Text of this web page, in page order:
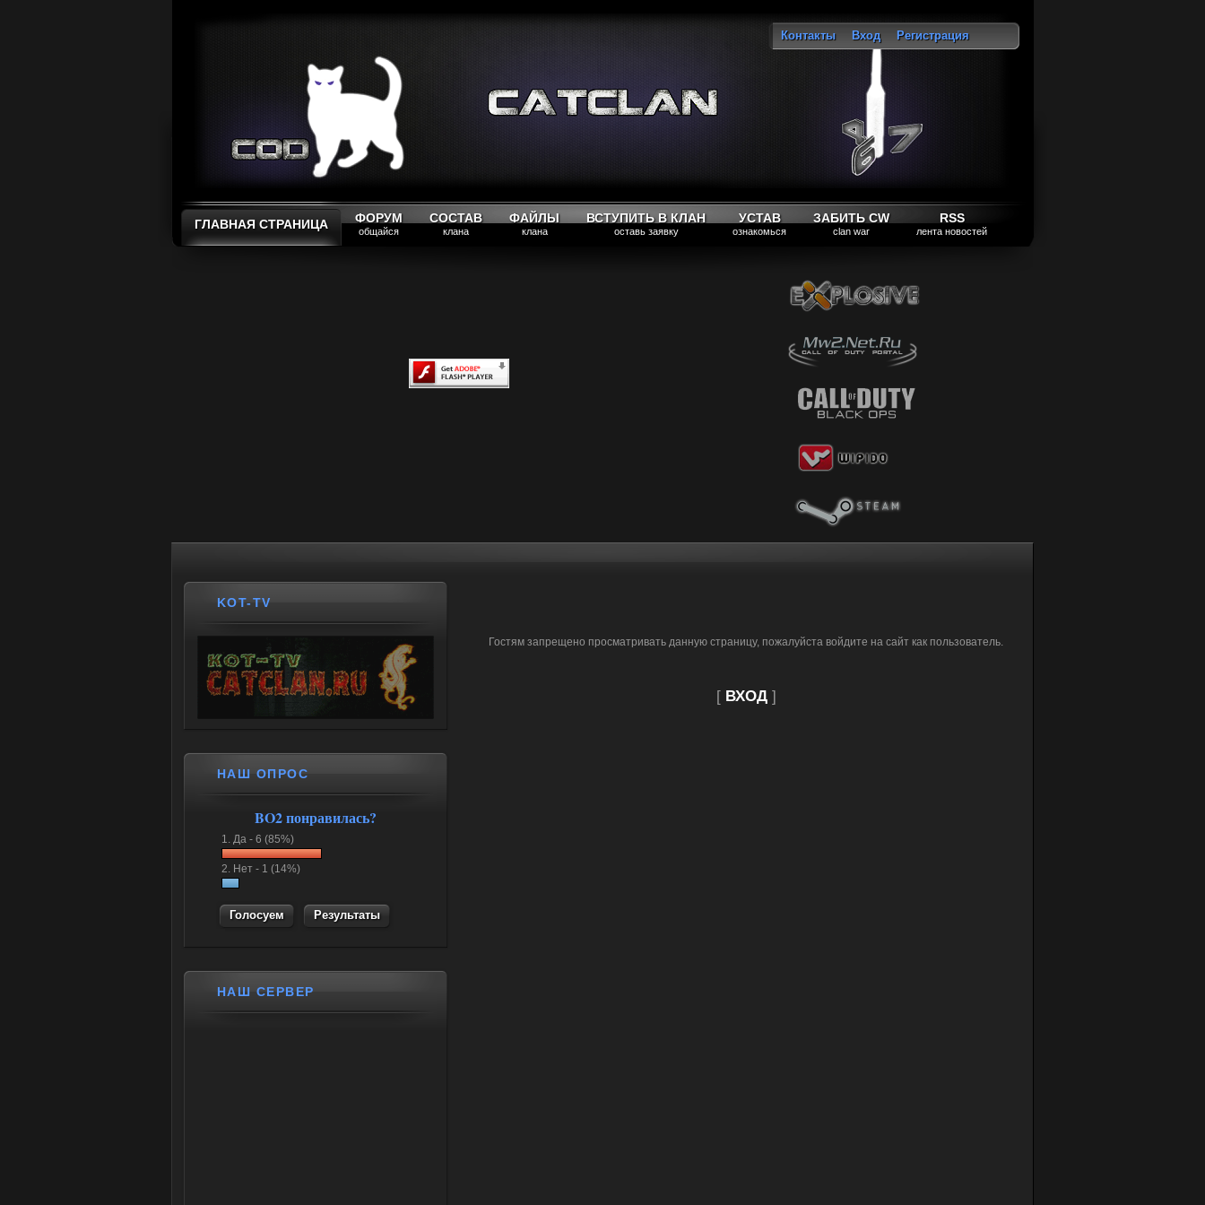
Контакты Вход
Регистрация
ГЛАВНАЯ СТРАНИЦА ФОРУМ
общайся
СОСТАВ
клана
ФАЙЛЫ
клана
ВСТУПИТЬ В КЛАН
оставь заявку
УСТАВ
ознакомься
ЗАБИТЬ CW
clan war
RSS
лента новостей
Гостям запрещено просматривать данную страницу, пожалуйста войдите на сайт как пользователь.
[ ВХОД]
KOT-TV
НАШ ОПРОС
BO2 понравилась?
1. Да - 6 (85%)
2. Нет - 1 (14%)
Результаты
НАШ СЕРВЕР